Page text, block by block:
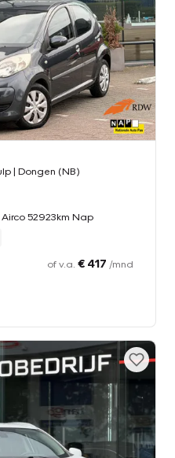
| Dongen (NB)
52923km Nap
of v.a. € 417 /mnd